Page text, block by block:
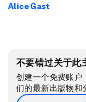
Alice Gast
不要错过关于此
创建一个免费账户
们的最新出版物和